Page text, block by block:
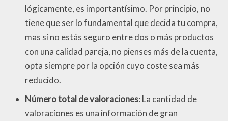
lógicamente, es importantísimo. Por principio, no
tiene que ser lo fundamental que decida tu compra,
mas si no estás seguro entre dos o más productos
con una calidad pareja, no pienses más de la cuenta,
opta siempre por la opción cuyo coste sea más
reducido.
Número total de valoraciones: La cantidad de
valoraciones es una información de gran